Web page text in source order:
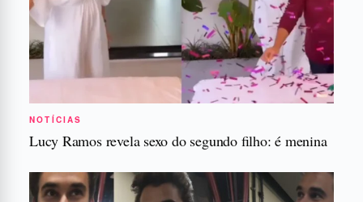
NOTÍCIAS
Lucy Ramos revela sexo do segundo filho: é menina